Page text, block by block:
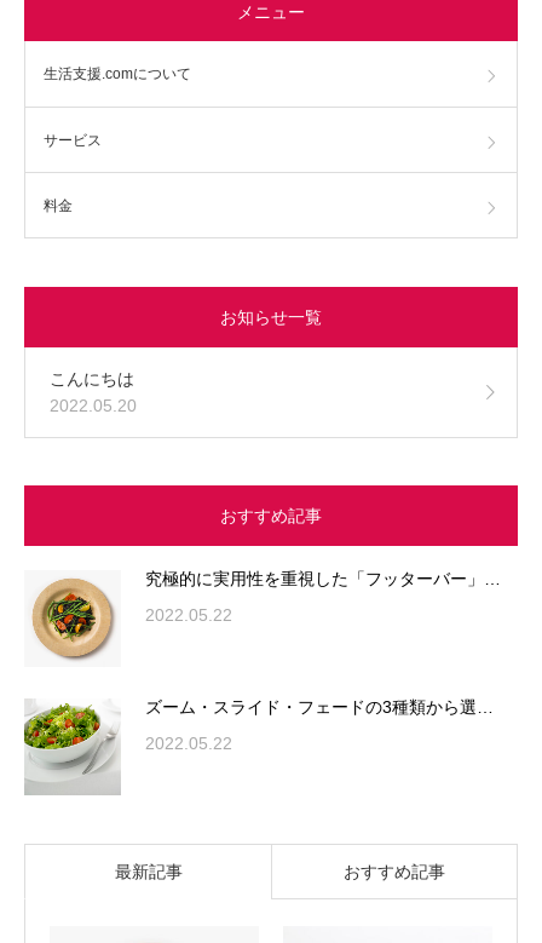
メニュー
生活支援.comについて
サービス
料金
お知らせ一覧
こんにちは
2022.05.20
おすすめ記事
究極的に実用性を重視した「フッターバー」…
2022.05.22
ズーム・スライド・フェードの3種類から選…
2022.05.22
最新記事 おすすめ記事